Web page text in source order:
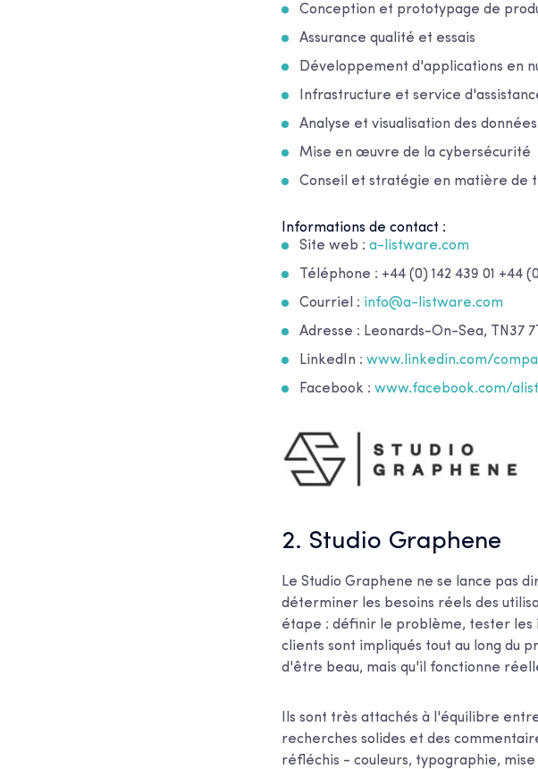
Conception et prototypage de
Assurance qualité et essais
Développement d'applications en
Infrastructure et service
Analyse et visualisation des données
Mise en œuvre de la cybersécurité
Conseil et stratégie en matière de
Informations de contact :
Site web : a-listware.com
Téléphone : +44 (0) 142 439 01 +44
Courriel : info@a-listware.com
Adresse : Leonards-On-Sea, TN37
LinkedIn : www.linkedin.com/
Facebook : www.facebook.com/
2. Studio Graphene
Le Studio Graphene ne se lance pas
déterminer les besoins réels des
étape : définir le problème, tester les
clients sont impliqués tout au long du
d'être beau, mais qu'il fonctionne
Ils sont très attachés à l'équilibre
recherches solides et des
réfléchis - couleurs, typographie,